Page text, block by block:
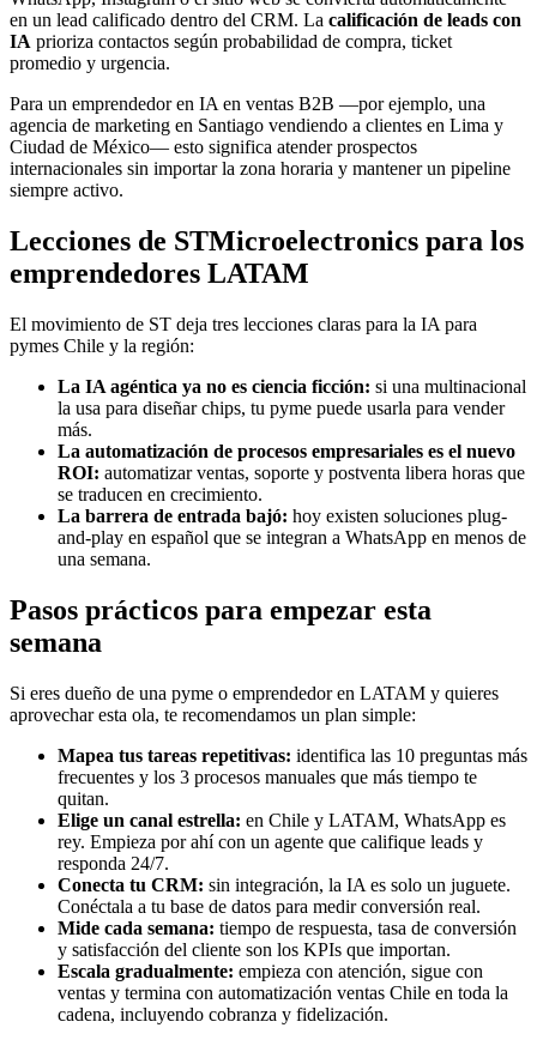
en un lead calificado dentro del CRM. La calificación de leads con
IA prioriza contactos según probabilidad de compra, ticket
promedio y urgencia.
Para un emprendedor en IA en ventas B2B —por ejemplo, una
agencia de marketing en Santiago vendiendo a clientes en Lima y
Ciudad de México— esto significa atender prospectos
internacionales sin importar la zona horaria y mantener un pipeline
siempre activo.
Lecciones de STMicroelectronics para los
emprendedores LATAM
El movimiento de ST deja tres lecciones claras para la IA para
pymes Chile y la región:
La IA agéntica ya no es ciencia ficción: si una multinacional
la usa para diseñar chips, tu pyme puede usarla para vender
más.
La automatización de procesos empresariales es el nuevo
ROI: automatizar ventas, soporte y postventa libera horas que
se traducen en crecimiento.
La barrera de entrada bajó: hoy existen soluciones plug-
and-play en español que se integran a WhatsApp en menos de
una semana.
Pasos prácticos para empezar esta
semana
Si eres dueño de una pyme o emprendedor en LATAM y quieres
aprovechar esta ola, te recomendamos un plan simple:
Mapea tus tareas repetitivas: identifica las 10 preguntas más
frecuentes y los 3 procesos manuales que más tiempo te
quitan.
Elige un canal estrella: en Chile y LATAM, WhatsApp es
rey. Empieza por ahí con un agente que califique leads y
responda 24/7.
Conecta tu CRM: sin integración, la IA es solo un juguete.
Conéctala a tu base de datos para medir conversión real.
Mide cada semana: tiempo de respuesta, tasa de conversión
y satisfacción del cliente son los KPIs que importan.
Escala gradualmente: empieza con atención, sigue con
ventas y termina con automatización ventas Chile en toda la
cadena, incluyendo cobranza y fidelización.